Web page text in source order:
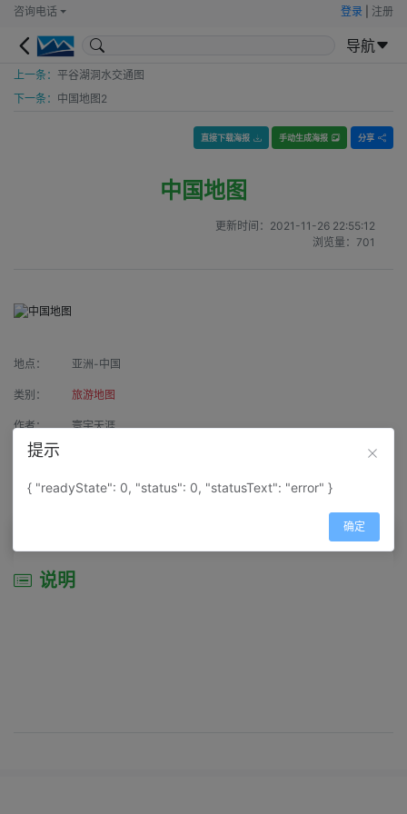
咨询电话 登录 注册
导航
上一条： 平谷湖洞水交通图
下一条： 中国地图2
直接下载海报 手动生成海报 分享
中国地图
更新时间： 2021-11-26 22:55:12
浏览量： 701
地点： 亚洲-中国
类别： 旅游地图
作者： 寰宇天涯
来源：
属性： 地图属性： 地图类型-城市城区图
说明
提示
{ "readyState": 0, "status": 0, "statusText": "error" }
确定